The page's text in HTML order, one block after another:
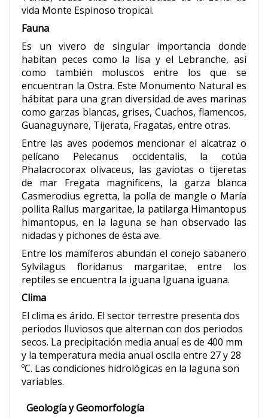
vida Monte Espinoso tropical.
Fauna
Es un vivero de singular importancia donde
habitan peces como la lisa y el Lebranche, así
como también moluscos entre los que se
encuentran la Ostra. Este Monumento Natural es
hábitat para una gran diversidad de aves marinas
como garzas blancas, grises, Cuachos, flamencos,
Guanaguynare, Tijerata, Fragatas, entre otras.
Entre las aves podemos mencionar el alcatraz o
pelícano Pelecanus occidentalis, la cotúa
Phalacrocorax olivaceus, las gaviotas o tijeretas
de mar Fregata magnificens, la garza blanca
Casmerodius egretta, la polla de mangle o María
pollita Rallus margaritae, la patilarga Himantopus
himantopus, en la laguna se han observado las
nidadas y pichones de ésta ave.
Entre los mamíferos abundan el conejo sabanero
Sylvilagus floridanus margaritae, entre los
reptiles se encuentra la iguana Iguana iguana.
Clima
El clima es árido. El sector terrestre presenta dos
periodos lluviosos que alternan con dos periodos
secos. La precipitación media anual es de 400 mm
y la temperatura media anual oscila entre 27 y 28
ºC. Las condiciones hidrológicas en la laguna son
variables.
Geología y Geomorfología